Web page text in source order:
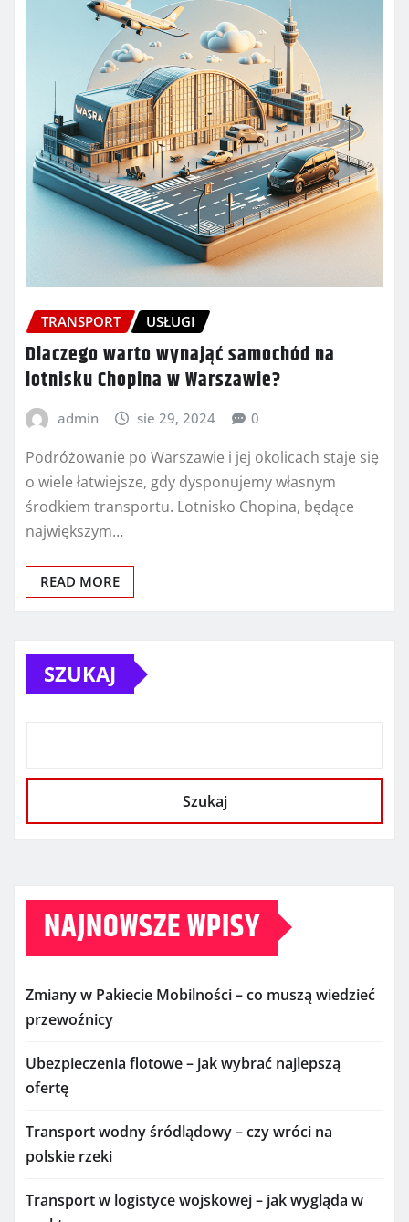
TRANSPORT USŁUGI
Dlaczego warto wynająć samochód na
lotnisku Chopina w Warszawie?
admin sie 29, 2024 0
Podróżowanie po Warszawie i jej okolicach staje się
o wiele łatwiejsze, gdy dysponujemy własnym
środkiem transportu. Lotnisko Chopina, będące
największym…
READ MORE
SZUKAJ
Szukaj
NAJNOWSZE WPISY
Zmiany w Pakiecie Mobilności – co muszą wiedzieć
przewoźnicy
Ubezpieczenia flotowe – jak wybrać najlepszą
ofertę
Transport wodny śródlądowy – czy wróci na
polskie rzeki
Transport w logistyce wojskowej – jak wygląda w